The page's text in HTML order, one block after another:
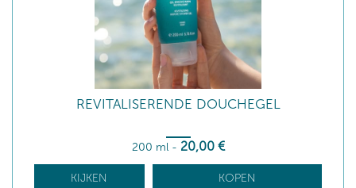
REVITALISERENDE DOUCHEGEL
200 ml - 20,00 €
KIJKEN KOPEN